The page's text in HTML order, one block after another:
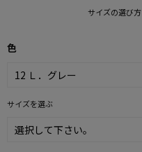
サイズの選び方
色
サイズを選ぶ